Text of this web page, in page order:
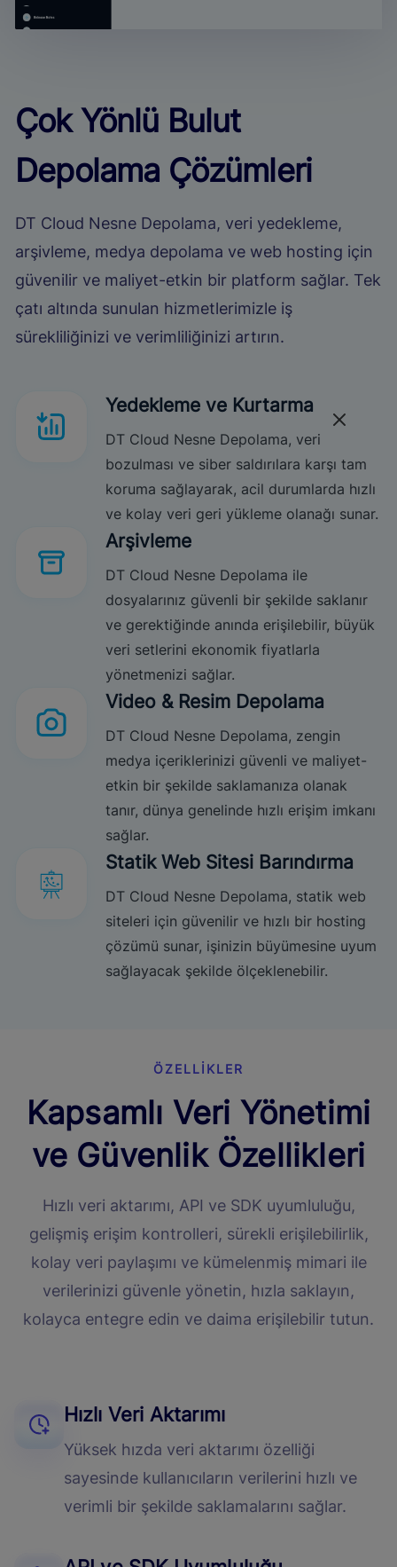
Çok Yönlü Bulut
Depolama Çözümleri
DT Cloud Nesne Depolama, veri yedekleme,
arşivleme, medya depolama ve web hosting için
güvenilir ve maliyet-etkin bir platform sağlar. Tek
çatı altında sunulan hizmetlerimizle iş
sürekliliğinizi ve verimliliğinizi artırın.
Yedekleme ve Kurtarma
DT Cloud Nesne Depolama, veri
bozulması ve siber saldırılara karşı tam
koruma sağlayarak, acil durumlarda hızlı
ve kolay veri geri yükleme olanağı sunar.
Arşivleme
DT Cloud Nesne Depolama ile
dosyalarınız güvenli bir şekilde saklanır
ve gerektiğinde anında erişilebilir, büyük
veri setlerini ekonomik fiyatlarla
yönetmenizi sağlar.
Video & Resim Depolama
DT Cloud Nesne Depolama, zengin
medya içeriklerinizi güvenli ve maliyet-
etkin bir şekilde saklamanıza olanak
tanır, dünya genelinde hızlı erişim imkanı
sağlar.
Statik Web Sitesi Barındırma
DT Cloud Nesne Depolama, statik web
siteleri için güvenilir ve hızlı bir hosting
çözümü sunar, işinizin büyümesine uyum
sağlayacak şekilde ölçeklenebilir.
ÖZELLIKLER
Kapsamlı Veri Yönetimi
ve Güvenlik Özellikleri
Hızlı veri aktarımı, API ve SDK uyumluluğu,
gelişmiş erişim kontrolleri, sürekli erişilebilirlik,
kolay veri paylaşımı ve kümelenmiş mimari ile
verilerinizi güvenle yönetin, hızla saklayın,
kolayca entegre edin ve daima erişilebilir tutun.
Hızlı Veri Aktarımı
Yüksek hızda veri aktarımı özelliği
sayesinde kullanıcıların verilerini hızlı ve
verimli bir şekilde saklamalarını sağlar.